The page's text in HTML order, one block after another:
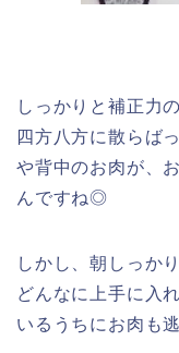
しっかりと補正力
四方八方に散らば
や背中のお肉が、
んですね◎
しかし、朝しっか
どんなに上手に入
いるうちにお肉も